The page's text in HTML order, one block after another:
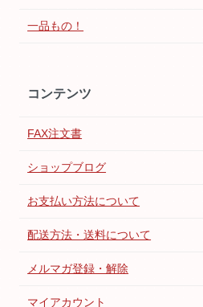
一品もの！
コンテンツ
FAX注文書
ショップブログ
お支払い方法について
配送方法・送料について
メルマガ登録・解除
マイアカウント